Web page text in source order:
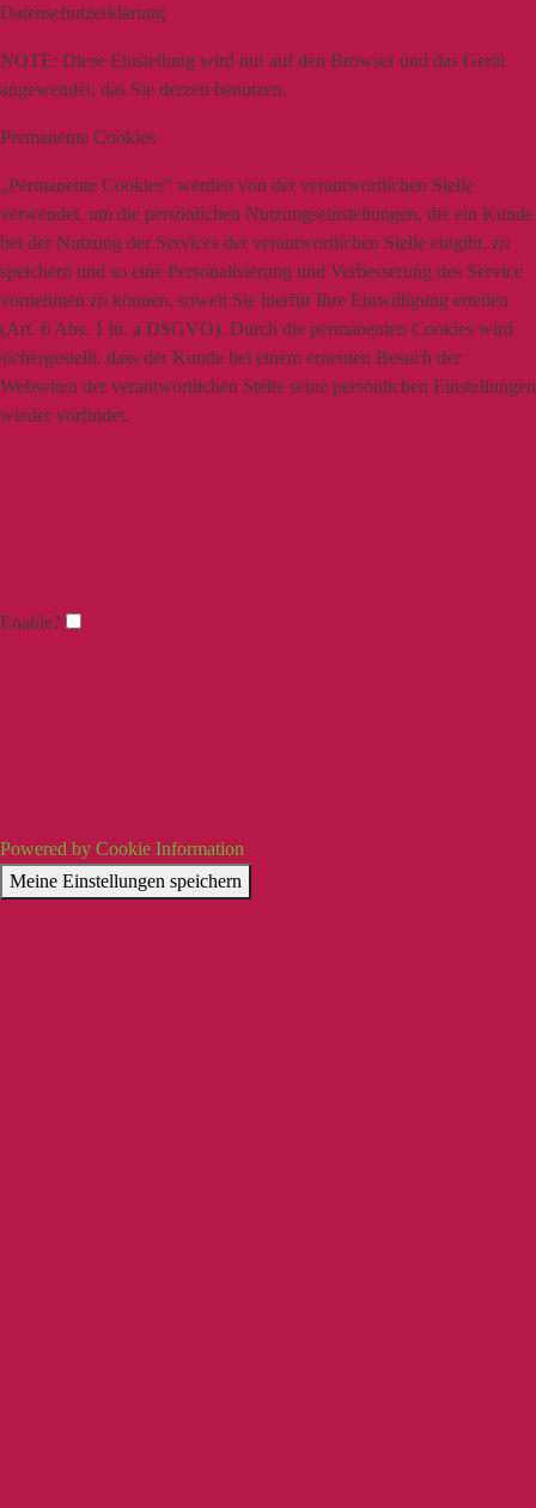
Datenschutzerklärung
NOTE: Diese Einstellung wird nur auf den Browser und das Gerät
angewendet, das Sie derzeit benutzen.
Permanente Cookies
„Permanente Cookies“ werden von der verantwortlichen Stelle
verwendet, um die persönlichen Nutzungseinstellungen, die ein Kunde
bei der Nutzung der Services der verantwortlichen Stelle eingibt, zu
speichern und so eine Personalisierung und Verbesserung des Service
vornehmen zu können, soweit Sie hierfür Ihre Einwilligung erteilen
(Art. 6 Abs. 1 lit. a DSGVO). Durch die permanenten Cookies wird
sichergestellt, dass der Kunde bei einem erneuten Besuch der
Webseiten der verantwortlichen Stelle seine persönlichen Einstellungen
wieder vorfindet.
Enable?
Powered by Cookie Information
Meine Einstellungen speichern